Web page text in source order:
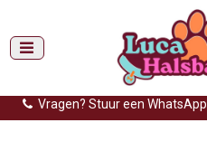
Gemiddelde levertijd: 3 tot 14
Gratis verzending (NL) vanaf
Vragen? Stuur een